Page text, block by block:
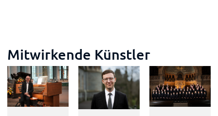
Mitwirkende Künstler